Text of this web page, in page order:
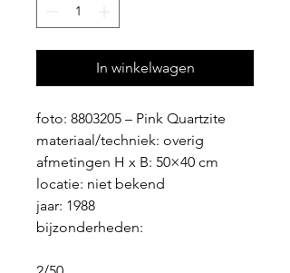
In winkelwagen
foto: 8803205 – Pink Quartzite
materiaal/techniek: overig
afmetingen H x B: 50×40 cm
locatie: niet bekend
jaar: 1988
bijzonderheden: